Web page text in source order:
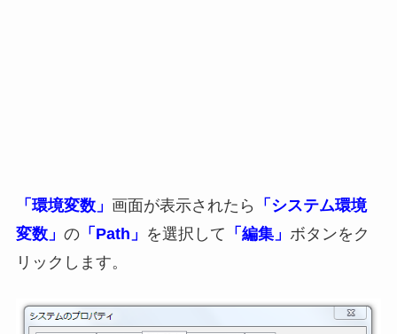
「環境変数」 画面が表示されたら
「システム環境
変数」 の「Path」 を選択して 「編集」 ボタンをク
リックします。